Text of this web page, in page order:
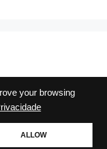
your browsing
ALLOW